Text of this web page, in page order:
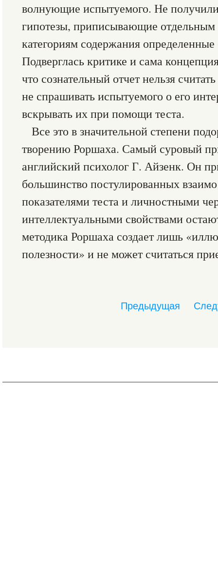
волнующие испытуемого. Не
гипотезы, приписывающие
категориям содержания
Подверглась критике и сама
что сознательный отчет нельзя
не спрашивать испытуемого о его
вскрывать их при помощи теста.
Все это в значительной степени
творению Роршаха. Самый суровый
английский психолог Г. Айзенк. Он
большинство постулированных
показателями теста и личностными
интеллектуальными свойствами
методика Роршаха создает лишь
полезности» и не может считаться
Предыдущая